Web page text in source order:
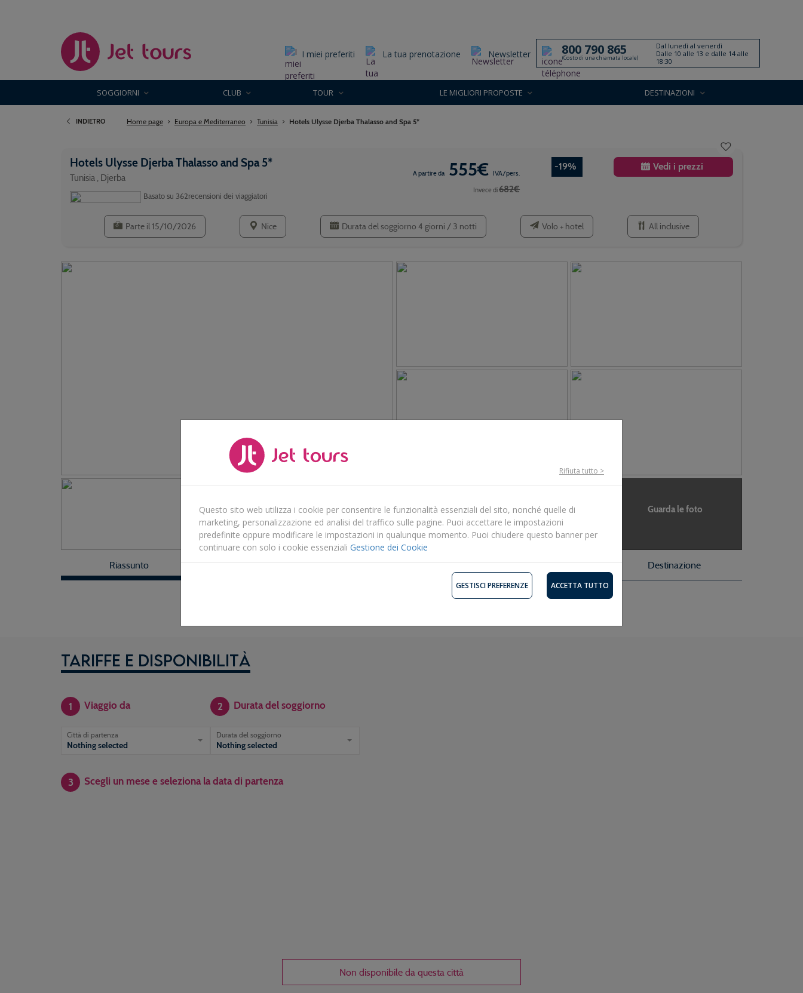
I miei preferiti La tua prenotazione Newsletter 800 790 865
(Costo di una chiamata locale)
Dal lunedì al venerdì
Dalle 10 alle 13 e dalle 14 alle
18:30
SOGGIORNI CLUB TOUR LE MIGLIORI PROPOSTE DESTINAZIONI
INDIETRO Home page Europa e Mediterraneo Tunisia Hotels Ulysse Djerba Thalasso and Spa 5*
Hotels Ulysse Djerba Thalasso and Spa 5*
Tunisia , Djerba
Basato su 362recensioni dei viaggiatori
A partire da 555€ IVA/pers.
Invece di682€
-19% Vedi i prezzi
Parte il 15/10/2026 Nice Durata del soggiorno 4 giorni / 3 notti Volo + hotel All inclusive
Guarda le foto
Riassunto Date e prezzi Descrizione Avviso Destinazione
Tariffe e disponibilità
1 Viaggio da
Città di partenza
Nothing selected
2 Durata del soggiorno
Durata del soggiorno
Nothing selected
3 Scegli un mese e seleziona la data di partenza
Disponibile dalgiorni /notti
Non disponibile da questa città
Rifiuta tutto >
Questo sito web utilizza i cookie per consentire le funzionalità essenziali del sito, nonché quelle di
marketing, personalizzazione ed analisi del traffico sulle pagine. Puoi accettare le impostazioni
predefinite oppure modificare le impostazioni in qualunque momento. Puoi chiudere questo banner per
continuare con solo i cookie essenziali Gestione dei Cookie
GESTISCI PREFERENZE ACCETTA TUTTO